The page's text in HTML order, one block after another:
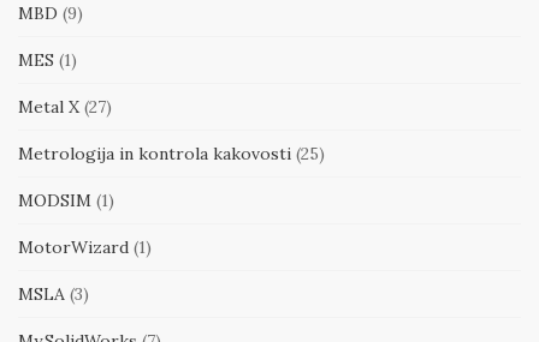
MBD (9)
MES (1)
Metal X (27)
Metrologija in kontrola kakovosti (25)
MODSIM (1)
MotorWizard (1)
MSLA (3)